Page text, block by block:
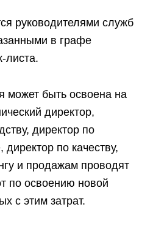
руководителями служб
в графе
листа.
может быть освоена на
директор,
директор по
директор по качеству,
и продажам проводят
по освоению новой
с этим затрат.